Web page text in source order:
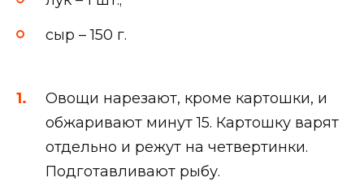
сыр – 150 г.
Овощи нарезают, кроме картошки, и
обжаривают минут 15. Картошку варят
отдельно и режут на четвертинки.
Подготавливают рыбу.